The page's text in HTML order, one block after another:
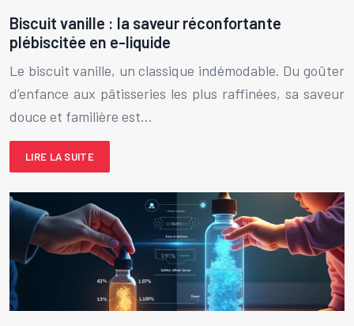
Biscuit vanille : la saveur réconfortante
plébiscitée en e-liquide
Le biscuit vanille, un classique indémodable. Du goûter
d’enfance aux pâtisseries les plus raffinées, sa saveur
douce et familière est…
LIRE LA SUITE